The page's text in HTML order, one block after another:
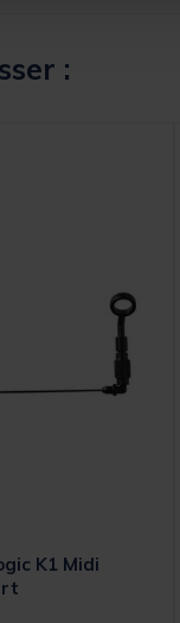
:
K1 Midi